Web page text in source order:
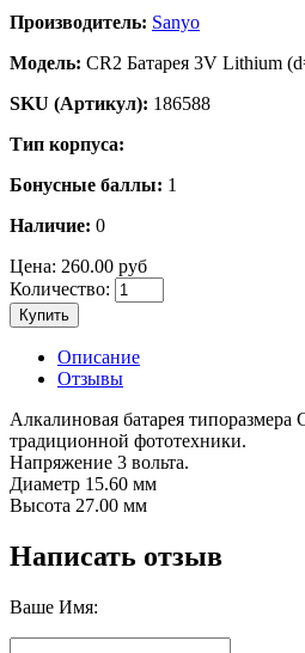
Производитель: Sanyo
Модель: CR2 Батарея 3V Lithium
SKU (Артикул): 186588
Тип корпуса:
Бонусные баллы: 1
Наличие: 0
Цена: 260.00 руб
Количество:
Купить
Описание
Отзывы
Алкалиновая батарея
традиционной фототехники.
Напряжение 3 вольта.
Диаметр 15.60 мм
Высота 27.00 мм
Написать отзыв
Ваше Имя: